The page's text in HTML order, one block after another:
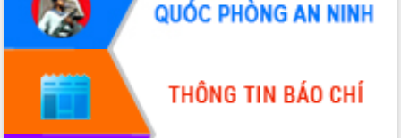
Đắk Lắk: Tôn vinh 46 giải pháp tại Hội
thi Sáng tạo Kỹ thuật 2024 - 2025
Đắk Lắk rà soát, điều chỉnh Đề án 190
về phát triển nuôi trồng thủy sản
Phó Chủ tịch UBND tỉnh Đắk Lắk
Trương Công Thái kiểm tra thực địa
Dự án cao tốc Khánh Hòa - Buôn Ma